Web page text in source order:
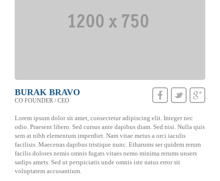
BURAK BRAVO
CO FOUNDER / CEO
Lorem ipsum dolor sit amet, consectetur adipiscing elit. Integer nec
odio. Praesent libero. Sed cursus ante dapibus diam. Sed nisi. Nulla quis
sem at nibh elementum imperdiet. Nam vitae metus a orci iaculis
facilisis. Maecenas dapibus tristique nunc. Etharums ser quidem rerum
facilis dolores nemis omnis fugats vitaes nemo minima rerums unsers
sadips amets. Sed ut perspiciatis unde omnis iste natus error sit
voluptatem accusantium.